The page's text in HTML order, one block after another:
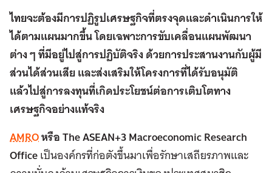
ไทยจะต้องมีการปฏิรูปเศรษฐกิจที่ตรงจุดและดำเนินการให้
ได้ตามแผนมากขึ้น โดยเฉพาะการขับเคลื่อนแผนพัฒนา
ต่าง ๆ ที่มีอยู่ไปสู่การปฏิบัติจริง ด้วยการประสานงานกับผู้มี
ส่วนได้ส่วนเสีย และส่งเสริมให้โครงการที่ได้รับอนุมัติ
แล้วไปสู่การลงทุนที่เกิดประโยชน์ต่อการเติบโตทาง
เศรษฐกิจอย่างแท้จริง
AMROหรือ The ASEAN+3 Macroeconomic Research
Officeเป็นองค์กรที่ก่อตังขึ้นมาเพื่อรักษาเสถียรภาพและ